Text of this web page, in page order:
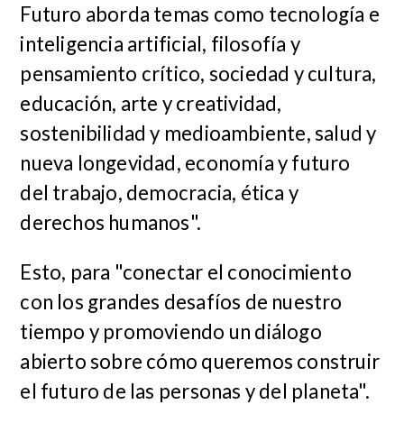
Futuro aborda temas como tecnología e
inteligencia artificial, filosofía y
pensamiento crítico, sociedad y cultura,
educación, arte y creatividad,
sostenibilidad y medioambiente, salud y
nueva longevidad, economía y futuro
del trabajo, democracia, ética y
derechos humanos".
Esto, para "conectar el conocimiento
con los grandes desafíos de nuestro
tiempo y promoviendo un diálogo
abierto sobre cómo queremos construir
el futuro de las personas y del planeta".